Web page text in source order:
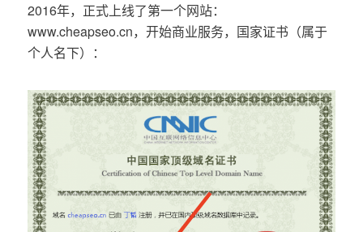
2016年，正式上线了第一个网站：
www.cheapseo.cn，开始商业服务，国家证书（属于
个人名下）：